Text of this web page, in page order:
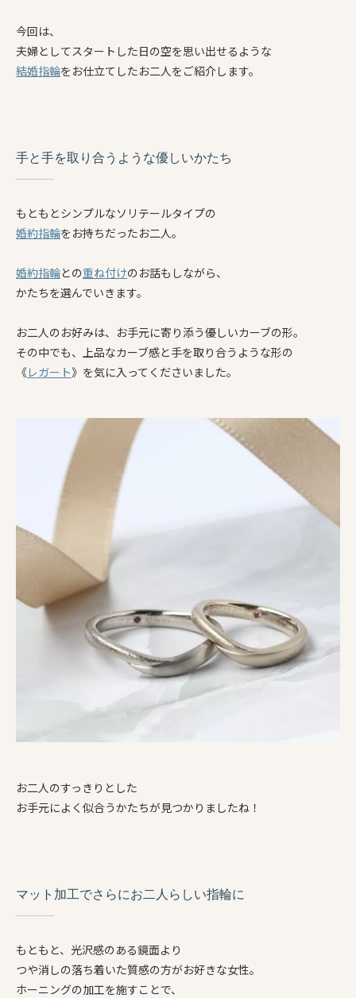
今回は、
夫婦としてスタートした日の空を思い出せるような
結婚指輪をお仕立てしたお二人をご紹介します。
手と手を取り合うような優しいかたち
もともとシンプルなソリテールタイプの
婚約指輪をお持ちだったお二人。
婚約指輪との重ね付けのお話もしながら、
かたちを選んでいきます。
お二人のお好みは、お手元に寄り添う優しいカーブの形。
その中でも、上品なカーブ感と手を取り合うような形の
《レガート》を気に入ってくださいました。
お二人のすっきりとした
お手元によく似合うかたちが見つかりましたね！
マット加工でさらにお二人らしい指輪に
もともと、光沢感のある鏡面より
つや消しの落ち着いた質感の方がお好きな女性。
ホーニングの加工を施すことで、